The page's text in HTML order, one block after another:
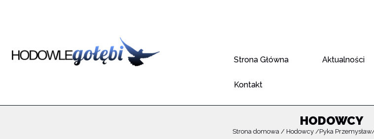
Strona Główna Aktualności
Kontakt
HODOWCY
Strona domowa Hodowcy Pyka Przemysław